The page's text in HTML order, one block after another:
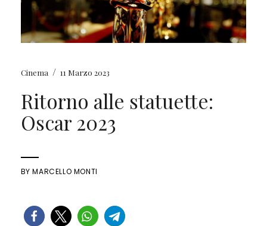
Cinema / 11 Marzo 2023
Ritorno alle statuette:
Oscar 2023
BYMARCELLO MONTI